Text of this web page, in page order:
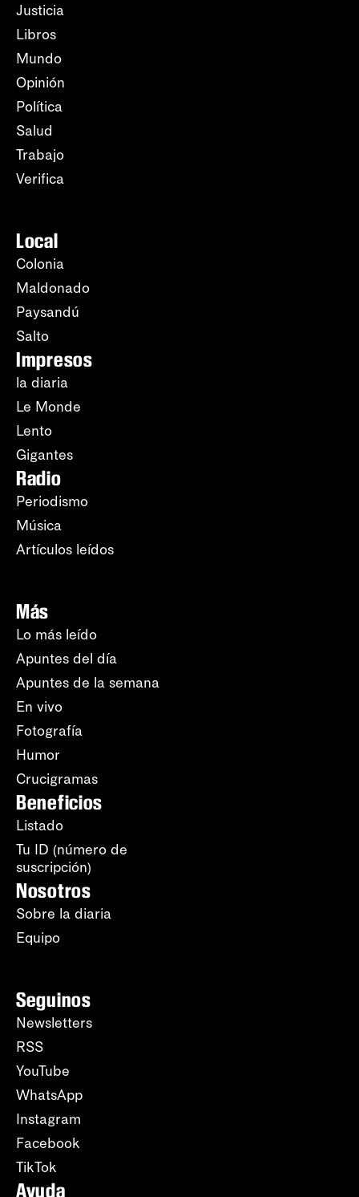
Justicia
Libros
Mundo
Opinión
Política
Salud
Trabajo
Verifica
Local
Colonia
Maldonado
Paysandú
Salto
Impresos
la diaria
Le Monde
Lento
Gigantes
Radio
Periodismo
Música
Artículos leídos
Más
Lo más leído
Apuntes del día
Apuntes de la semana
En vivo
Fotografía
Humor
Crucigramas
Beneficios
Listado
Tu ID (número de
suscripción)
Nosotros
Sobre la diaria
Equipo
Seguinos
Newsletters
RSS
YouTube
WhatsApp
Instagram
Facebook
TikTok
Ayuda